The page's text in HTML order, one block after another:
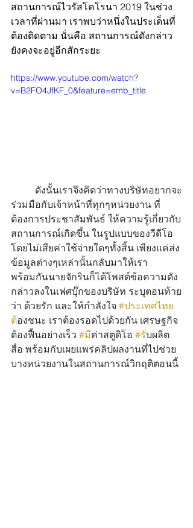
สถานการณ์ไวรัสโคโรนา 2019 ในช่วง
เวลาที่ผ่านมา เราพบว่าหนึ่งในประเด็นที่
ต้องติดตาม นั่นคือ สถานการณ์ดังกล่าว
ยังคงจะอยู่อีกสักระยะ
https://www.youtube.com/watch?
v=B2FO4JfKF_0&feature=emb_title
ร่วมมือกับเจ้าหน้าที่ทุกๆหน่วยงาน ที่
ต้องการประชาสัมพันธ์ ให้ความรู้เกี่ยวกับ
สถานการณ์เกิดขึ้น ในรูปแบบของวีดีโอ
โดยไม่เสียค่าใช้จ่ายใดๆทั้งสิ้น เพียงแค่ส่ง
ข้อมูลต่างๆเหล่านั้นกลับมาให้เรา
พร้อมกันนายจักรินก็ได้โพสต์ข้อความดัง
กล่าวลงในเฟศบุ๊กของบริษัท ระบุตอนท้าย
ว่า ด้วยรัก และให้กำลังใจ #ประเทศไทย
ต้องชนะ เราต้องรอดไปด้วยกัน เศรษฐกิจ
ต้องฟื้นอย่างเร็ว #มีค่าสตูดิโอ #รับผลิต
สื่อ พร้อมกับเผยแพร่คลิปผลงานที่ไปช่วย
บางหน่วยงานในสถานการณ์วิกฤติตอนนี้